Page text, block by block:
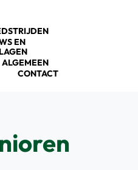
EN
ALGEMEEN
CONTACT